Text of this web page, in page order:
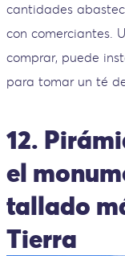
cantidades
con comerciantes.
comprar, puede
para tomar un té
12.
el
tallado
Tierra